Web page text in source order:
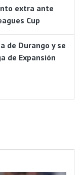
extra ante
Cup
de Durango y se
de Expansión